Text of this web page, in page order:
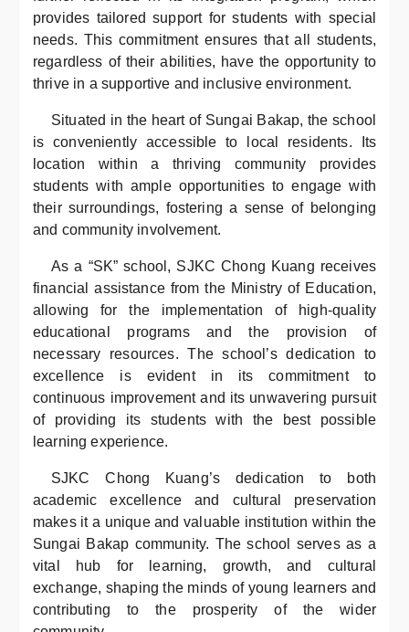
provides tailored support for students with special
needs. This commitment ensures that all students,
regardless of their abilities, have the opportunity to
thrive in a supportive and inclusive environment.
Situated in the heart of Sungai Bakap, the school
is conveniently accessible to local residents. Its
location within a thriving community provides
students with ample opportunities to engage with
their surroundings, fostering a sense of belonging
and community involvement.
As a “SK” school, SJKC Chong Kuang receives
financial assistance from the Ministry of Education,
allowing for the implementation of high-quality
educational programs and the provision of
necessary resources. The school’s dedication to
excellence is evident in its commitment to
continuous improvement and its unwavering pursuit
of providing its students with the best possible
learning experience.
SJKC Chong Kuang’s dedication to both
academic excellence and cultural preservation
makes it a unique and valuable institution within the
Sungai Bakap community. The school serves as a
vital hub for learning, growth, and cultural
exchange, shaping the minds of young learners and
contributing to the prosperity of the wider